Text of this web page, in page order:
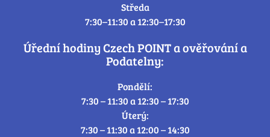
Středa
7:30–11:30 a 12:30–17:30
Úřední hodiny Czech POINT a ověřování a
Podatelny:
Pondělí:
7:30 – 11:30 a 12:30 – 17:30
Úterý:
7:30 – 11:30 a 12:00 – 14:30